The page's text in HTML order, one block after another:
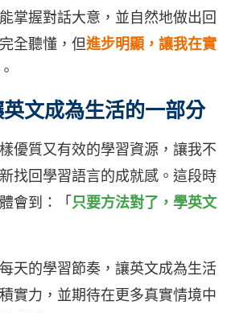
掌握對話大意，並自然地做出回
全聽懂，但進步明顯，讓我在實
。
文成為生活的一部分
優質又有效的學習資源，讓我不
找回學習語言的成就感。這段時
會到：「 只要方法對了，學英文
天的學習節奏，讓英文成為生活
實力，並期待在更多真實情境中